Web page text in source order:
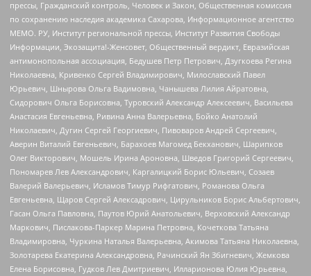
прессы, Гражданский контроль, Человек и Закон, Общественная комиссия
по сохранению наследия академика Сахарова, Информационное агентство
МЕМО. РУ, Институт региональной прессы, Институт Развития Свободы
Информации, Экозащита!-Женсовет, Общественный вердикт, Евразийская
антимонопольная ассоциация, Бедушев Петр Петрович, Дзугкоева Регина
Николаевна, Кривенко Сергей Владимирович, Милославский Павел
Юрьевич, Шнырова Ольга Вадимовна, Чанышева Лилия Айратовна,
Сидорович Ольга Борисовна, Туровский Александр Алексеевич, Васильева
Анастасия Евгеньевна, Ривина Анна Валерьевна, Бойко Анатолий
Николаевич, Дугин Сергей Георгиевич, Пивоваров Андрей Сергеевич,
Аверин Виталий Евгеньевич, Барахоев Магомед Бекханович, Шарипков
Олег Викторович, Мошель Ирина Ароновна, Шведов Григорий Сергеевич,
Пономарев Лев Александрович, Каргалицкий Борис Юльевич, Созаев
Валерий Валерьевич, Исламов Тимур Рифгатович, Романова Ольга
Евгеньевна, Щаров Сергей Алексадрович, Цирульников Борис Альбертович,
Гасан Ольга Павловна, Паутов Юрий Анатольевич, Верховский Александр
Маркович, Пислакова-Паркер Марина Петровна, Кочеткова Татьяна
Владимировна, Чуркина Наталья Валерьевна, Акимова Татьяна Николаевна,
Золотарева Екатерина Александровна, Рачинский Ян Збигневич, Жемкова
Елена Борисовна, Гудков Лев Дмитриевич, Илларионова Юлия Юрьевна,